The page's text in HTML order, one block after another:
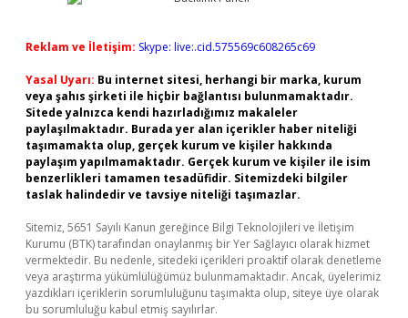
Reklam ve İletişim: Skype: live:.cid.575569c608265c69
Yasal Uyarı: Bu internet sitesi, herhangi bir marka, kurum
veya şahıs şirketi ile hiçbir bağlantısı bulunmamaktadır.
Sitede yalnızca kendi hazırladığımız makaleler
paylaşılmaktadır. Burada yer alan içerikler haber niteliği
taşımamakta olup, gerçek kurum ve kişiler hakkında
paylaşım yapılmamaktadır. Gerçek kurum ve kişiler ile isim
benzerlikleri tamamen tesadüfidir. Sitemizdeki bilgiler
taslak halindedir ve tavsiye niteliği taşımazlar.
Sitemiz, 5651 Sayılı Kanun gereğince Bilgi Teknolojileri ve İletişim
Kurumu (BTK) tarafından onaylanmış bir Yer Sağlayıcı olarak hizmet
vermektedir. Bu nedenle, sitedeki içerikleri proaktif olarak denetleme
veya araştırma yükümlülüğümüz bulunmamaktadır. Ancak, üyelerimiz
yazdıkları içeriklerin sorumluluğunu taşımakta olup, siteye üye olarak
bu sorumluluğu kabul etmiş sayılırlar.